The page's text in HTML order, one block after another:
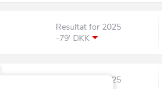
Resultat for 2025
-79' DKK
Resultat for 2025